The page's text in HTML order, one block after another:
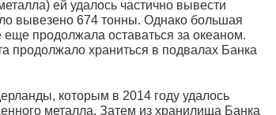
ей удалось частично вывести
вывезено 674 тонны. Однако большая
еще продолжала оставаться за океаном.
продолжало храниться в подвалах Банка
которым в 2014 году удалось
металла. Затем из хранилища Банка